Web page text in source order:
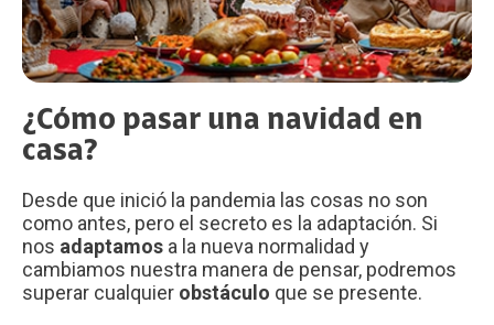
¿Cómo pasar una navidad en
casa?
Desde que inició la pandemia las cosas no son
como antes, pero el secreto es la adaptación. Si
nos adaptamos a la nueva normalidad y
cambiamos nuestra manera de pensar, podremos
superar cualquier obstáculo que se presente.